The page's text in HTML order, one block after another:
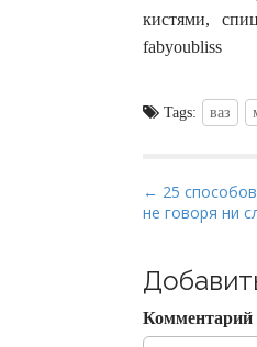
кистями,
fabyoubliss
Tags: ваз
P
o
t
n
a
← 25
не говоря ни
Комментарий